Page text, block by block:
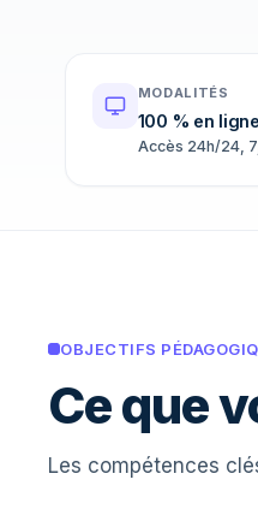
MODALITÉS
100 % en ligne
Accès 24h/24,
OBJECTIFS
Ce que
Les compétences